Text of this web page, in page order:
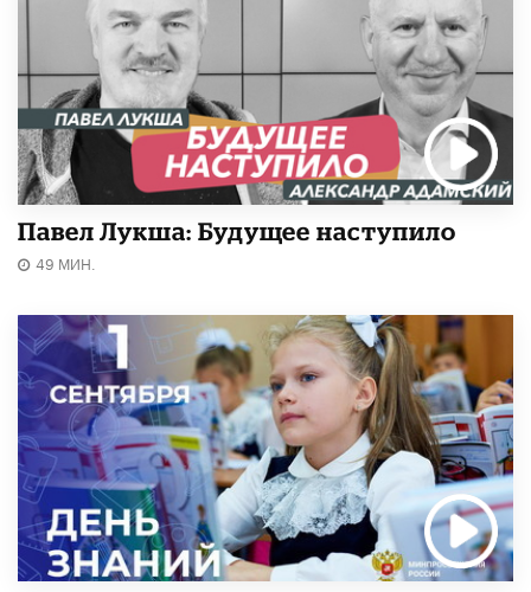
Павел Лукша: Будущее наступило
49 МИН.